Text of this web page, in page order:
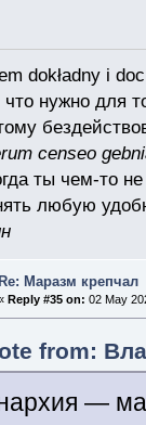
dokładny i
что нужно для
censeo
ты чем-то не
любую
Re: Маразм крепчал
Reply #35 on: 02 May
from:
—